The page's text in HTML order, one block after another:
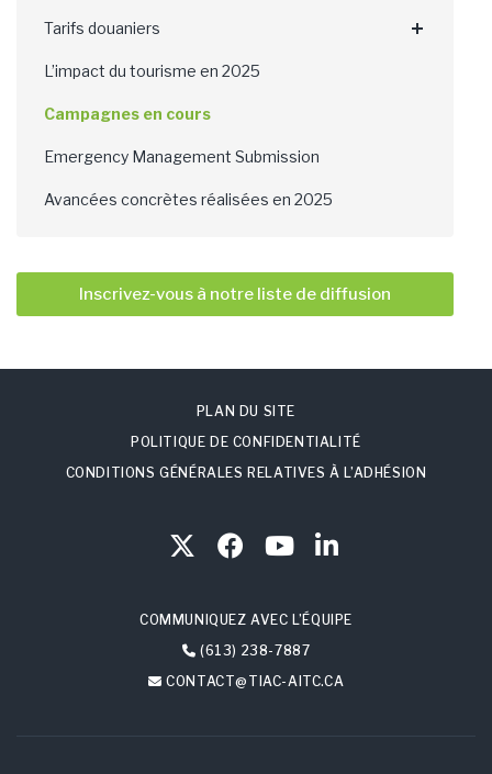
Tarifs douaniers
L’impact du tourisme en 2025
Campagnes en cours
Emergency Management Submission
Avancées concrètes réalisées en 2025
Inscrivez-vous à notre liste de diffusion
PLAN DU SITE
POLITIQUE DE CONFIDENTIALITÉ
CONDITIONS GÉNÉRALES RELATIVES À L’ADHÉSION
COMMUNIQUEZ AVEC L’ÉQUIPE
(613) 238-7887
CONTACT@TIAC-AITC.CA